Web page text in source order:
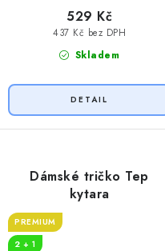
Skladem
437 Kč bez DPH
529 Kč
Dámské tričko Tep
kytara
PREMIUM
2 + 1